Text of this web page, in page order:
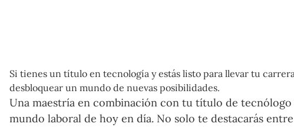
Si tienes un título en tecnología y estás listo para llevar tu
desbloquear un mundo de nuevas posibilidades.
Una maestría en combinación con tu título de
mundo laboral de hoy en día. No solo te destacarás